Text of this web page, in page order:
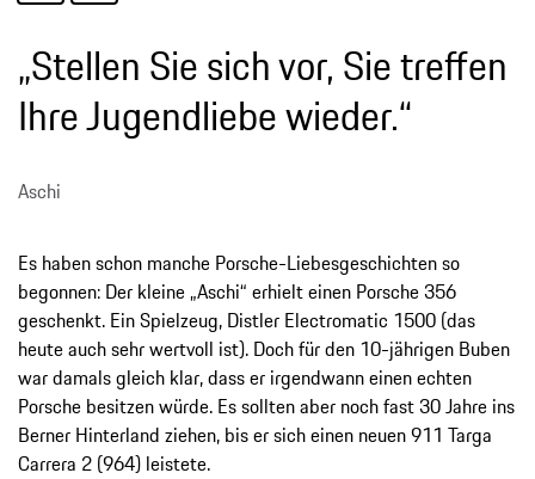
„Stellen Sie sich vor, Sie treffen
Ihre Jugendliebe wieder.“
Aschi
Es haben schon manche Porsche-Liebesgeschichten so
begonnen: Der kleine „Aschi“ erhielt einen Porsche 356
geschenkt. Ein Spielzeug, Distler Electromatic 1500 (das
heute auch sehr wertvoll ist). Doch für den 10-jährigen Buben
war damals gleich klar, dass er irgendwann einen echten
Porsche besitzen würde. Es sollten aber noch fast 30 Jahre ins
Berner Hinterland ziehen, bis er sich einen neuen 911 Targa
Carrera 2 (964) leistete.